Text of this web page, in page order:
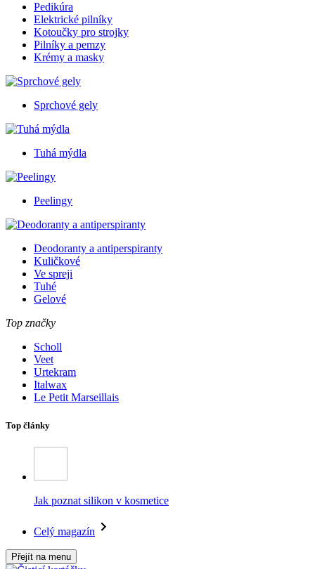
Pedikúra
Elektrické pilníky
Kotoučky pro strojky
Pilníky a pemzy
Krémy a masky
Sprchové gely
Tuhá mýdla
Peelingy
Deodoranty a antiperspiranty
Kuličkové
Ve spreji
Tuhé
Gelové
Top značky
Scholl
Veet
Urtekram
Italwax
Le Petit Marseillais
Top články
Jak poznat silikon v kosmetice
Celý magazín
Přejít na menu